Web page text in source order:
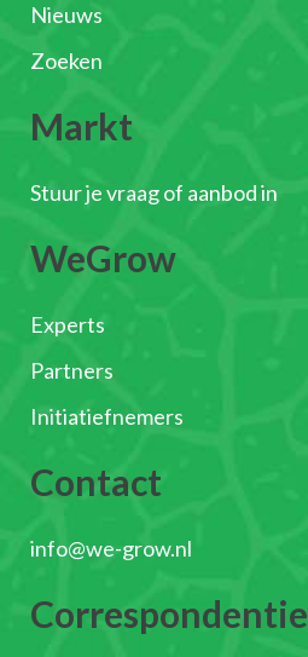
Nieuws
Zoeken
Markt
Stuur je vraag of aanbod in
WeGrow
Experts
Partners
Initiatiefnemers
Contact
info@we-grow.nl
Correspondentie